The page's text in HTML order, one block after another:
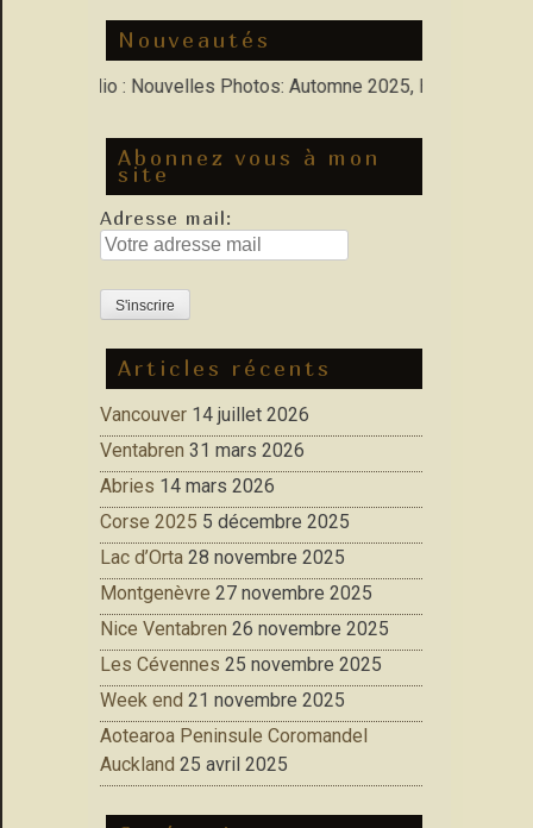
Nouveautés
Porfolio : Nouvelles Photos: Automne 2025, Hiver 2026
Abonnez vous à mon
site
Adresse mail:
Articles récents
Vancouver 14 juillet 2026
Ventabren 31 mars 2026
Abries 14 mars 2026
Corse 2025 5 décembre 2025
Lac d’Orta 28 novembre 2025
Montgenèvre 27 novembre 2025
Nice Ventabren 26 novembre 2025
Les Cévennes 25 novembre 2025
Week end 21 novembre 2025
Aotearoa Peninsule Coromandel
Auckland 25 avril 2025